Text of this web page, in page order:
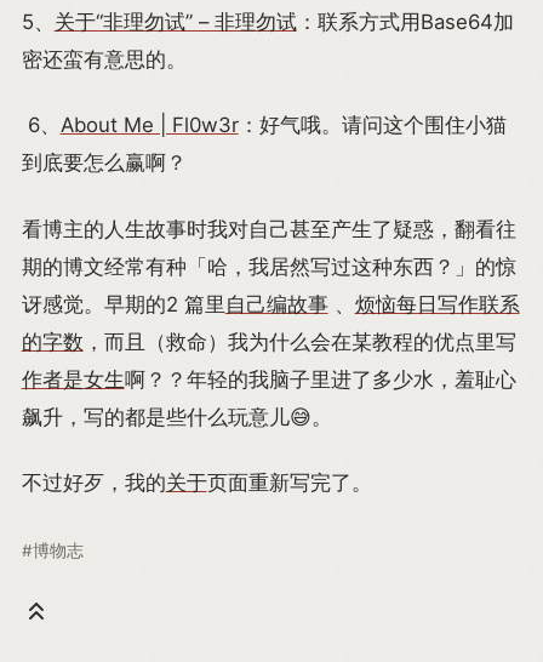
5、 关于“非理勿试” – 非理勿试：联系方式用Base64加
密还蛮有意思的。
6、 About Me | Fl0w3r：好气哦。请问这个围住小猫
到底要怎么赢啊？
看博主的人生故事时我对自己甚至产生了疑惑，翻看往
期的博文经常有种「哈，我居然写过这种东西？」的惊
讶感觉。早期的2 篇里 自己编故事、 烦恼每日写作联系
的字数 ，而且（救命）我为什么会在某教程的优点里写
作者是女生啊？？年轻的我脑子里进了多少水，羞耻心
飙升，写的都是些什么玩意儿😅。
不过好歹，我的关于页面重新写完了。
#博物志